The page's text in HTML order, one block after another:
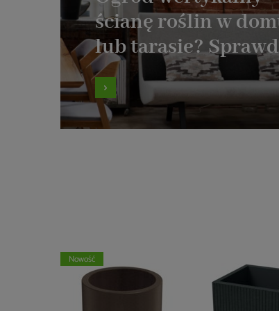
ścianę roślin w
lub tarasie?
Nowość